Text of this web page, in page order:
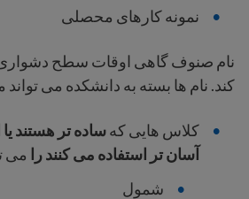
نمونه کارهای محصلی
نام صنوف گاهی اوقات سطح
کند. نام ها بسته به دانشکده می
کلاس هایی کهساده تر هستند
آسان تر استفاده می کنند را می
شمول